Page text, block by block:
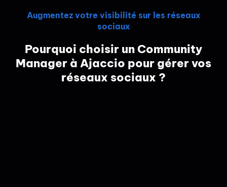
Augmentez votre visibilité sur les réseaux
sociaux
Pourquoi choisir un Community
Manager à Ajaccio pour gérer vos
réseaux sociaux ?